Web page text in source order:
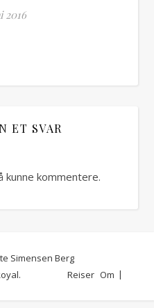
2016
ET SVAR
kunne kommentere.
Simensen Berg
Reiser Om
.